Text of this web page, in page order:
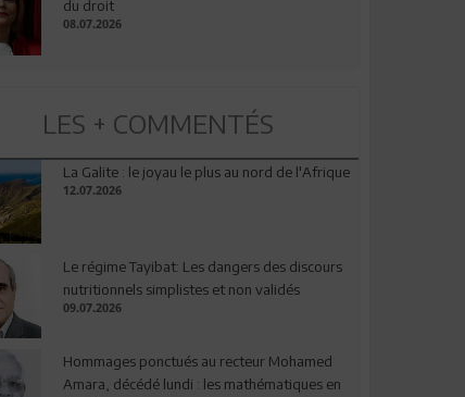
du droit
08.07.2026
LES + COMMENTÉS
La Galite : le joyau le plus au nord de l'Afrique
12.07.2026
Le régime Tayibat: Les dangers des discours
nutritionnels simplistes et non validés
09.07.2026
Hommages ponctués au recteur Mohamed
Amara, décédé lundi : les mathématiques en